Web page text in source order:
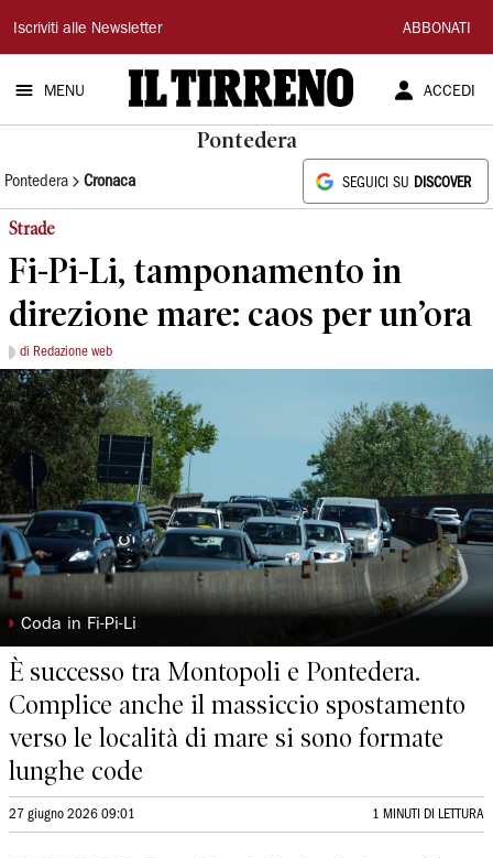
Il
Tirreno
Iscriviti alle Newsletter ABBONATI
MENU ACCEDI
Pontedera
Pontedera Cronaca SEGUICI SU DISCOVER
Strade
Fi-Pi-Li, tamponamento in
direzione mare: caos per un’ora
di Redazione web
◗ Coda in Fi-Pi-Li
È successo tra Montopoli e Pontedera.
Complice anche il massiccio spostamento
verso le località di mare si sono formate
lunghe code
27 giugno 2026 09:01 1 MINUTI DI LETTURA